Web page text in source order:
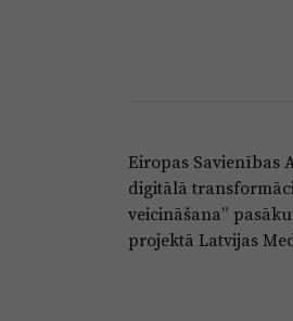
Eiropas Savienības
digitālā
veicināšana”
projektā Latvijas